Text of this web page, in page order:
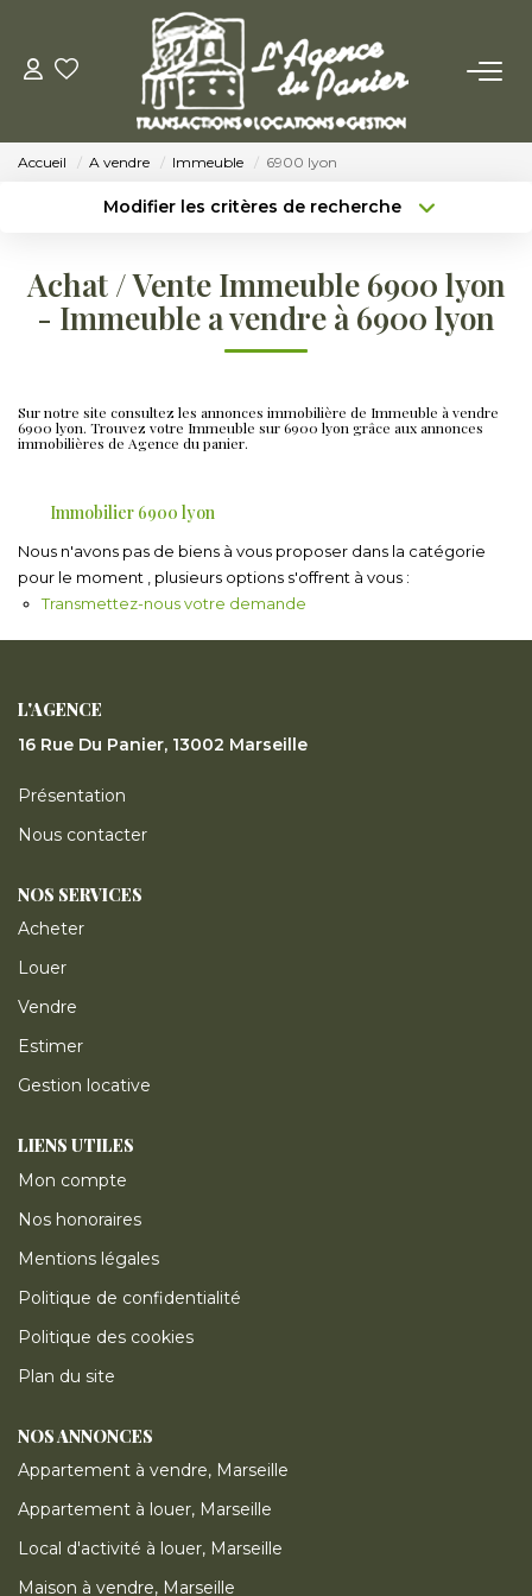
ACHETER
Acheter
Nos Conseils Pour Acquérir
LOUER
Louer
ESTIMER
Accueil A vendre Immeuble 6900 lyon
Modifier les critères de recherche
Sélectionnez...
Type de bien
Surface min
Créer une alerte
Achat / Vente Immeuble 6900 lyon
- Immeuble a vendre à 6900 lyon
Sur notre site consultez les annonces immobilière de Immeuble à vendre
6900 lyon. Trouvez votre Immeuble sur 6900 lyon grâce aux annonces
immobilières de Agence du panier.
Immobilier 6900 lyon
Nous n'avons pas de biens à vous proposer dans la catégorie
pour le moment , plusieurs options s'offrent à vous :
Transmettez-nous votre demande
L'AGENCE
16 Rue Du Panier, 13002 Marseille
Présentation
Nous contacter
NOS SERVICES
Acheter
Louer
Vendre
Estimer
Gestion locative
LIENS UTILES
Mon compte
Nos honoraires
Mentions légales
Politique de confidentialité
Politique des cookies
Plan du site
NOS ANNONCES
Appartement à vendre, Marseille
Appartement à louer, Marseille
Local d'activité à louer, Marseille
Maison à vendre, Marseille